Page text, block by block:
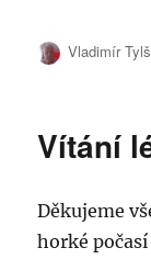
Autor:
Vladimír
Vítání
Děkujeme
horké